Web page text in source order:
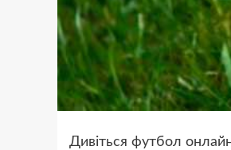
Дивіться футбол